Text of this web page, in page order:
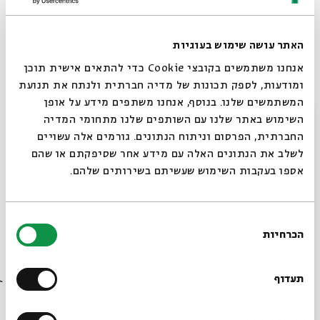
האתר עושה שימוש בעוגיות
אנחנו משתמשים בקובצי Cookie כדי להתאים אישית תוכן
ומודעות, לספק תכונות של מדיה חברתית ולנתח את תנועת
המשתמשים שלנו. בנוסף, אנחנו משתפים מידע על אופן
השימוש באתר שלנו עם השותפים שלנו מתחומי המדיה
החברתית, הפרסום וניתוח הנתונים. גורמים אלה עשויים
לשלב את הנתונים האלה עם מידע אחר שסיפקתם או שהם
אספו בעקבות השימוש שעשיתם בשירותים שלהם.
הסכמה
הכרחיות
תעדוף
מסע באי המטמון - מפגש מס' 7
מתוך:מסע באי המטמון - קריאה ב"זכריה השני"
25.10
ב' | 09:00 סגור